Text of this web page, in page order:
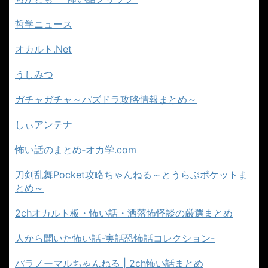
哲学ニュース
オカルト.Net
うしみつ
ガチャガチャ～パズドラ攻略情報まとめ～
しぃアンテナ
怖い話のまとめ‐オカ学.com
刀剣乱舞Pocket攻略ちゃんねる～とうらぶポケットま
とめ～
2chオカルト板・怖い話・洒落怖怪談の厳選まとめ
人から聞いた怖い話-実話恐怖話コレクション-
パラノーマルちゃんねる | 2ch怖い話まとめ